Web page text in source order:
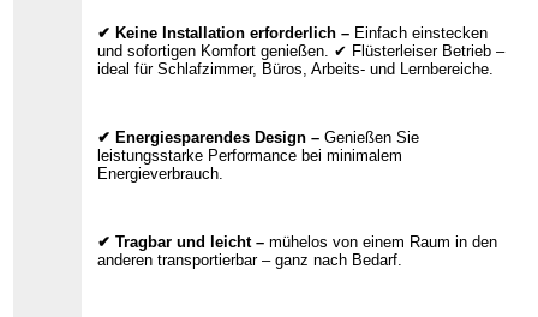
✔ Keine Installation erforderlich – Einfach einstecken
und sofortigen Komfort genießen. ✔ Flüsterleiser Betrieb –
ideal für Schlafzimmer, Büros, Arbeits- und Lernbereiche.
✔ Energiesparendes Design – Genießen Sie
leistungsstarke Performance bei minimalem
Energieverbrauch.
✔ Tragbar und leicht – mühelos von einem Raum in den
anderen transportierbar – ganz nach Bedarf.